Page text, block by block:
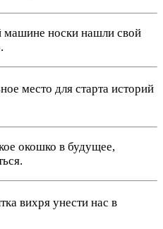
машине носки нашли свой
место для старта историй
окошко в будущее,
вихря унести нас в